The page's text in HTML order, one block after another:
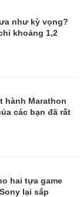
như kỳ vọng?
khoảng 1,2
hành Marathon
các bạn đã rất
hai tựa game
lại sắp